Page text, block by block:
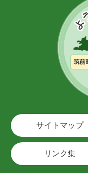
サイトマップ
リンク集